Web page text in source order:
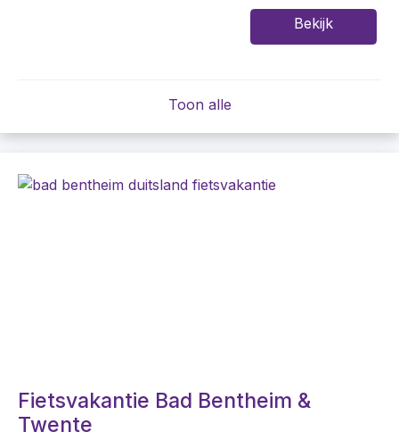
Bekijk
Toon alle
Fietsvakantie Bad Bentheim &
Twente